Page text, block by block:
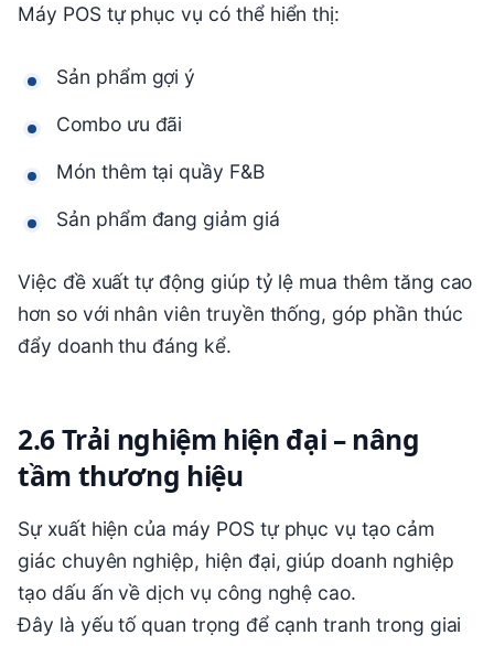
Máy POS tự phục vụ có thể hiển thị:
Sản phẩm gợi ý
Combo ưu đãi
Món thêm tại quầy F&B
Sản phẩm đang giảm giá
Việc đề xuất tự động giúp tỷ lệ mua thêm tăng cao
hơn so với nhân viên truyền thống, góp phần thúc
đẩy doanh thu đáng kể.
2.6 Trải nghiệm hiện đại – nâng
tầm thương hiệu
Sự xuất hiện của máy POS tự phục vụ tạo cảm
giác chuyên nghiệp, hiện đại, giúp doanh nghiệp
tạo dấu ấn về dịch vụ công nghệ cao.
Đây là yếu tố quan trọng để cạnh tranh trong giai